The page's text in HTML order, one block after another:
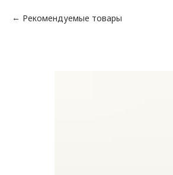
Рекомендуемые товары